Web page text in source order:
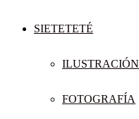
SIETETETÉ
ILUSTRACIÓN
FOTOGRAFÍA